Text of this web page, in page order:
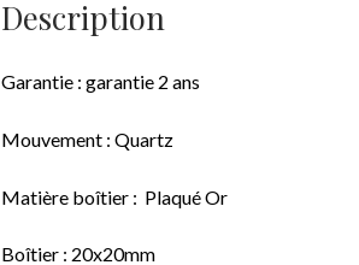
Description
Garantie : garantie 2 ans
Mouvement : Quartz
Matière boîtier : Plaqué Or
Boîtier : 20x20mm